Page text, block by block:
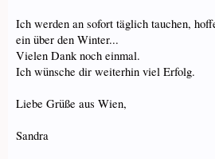
Ich werden an sofort täglich tauchen,
ein über den Winter...
Vielen Dank noch einmal.
Ich wünsche dir weiterhin viel Erfolg.
Liebe Grüße aus Wien,
Sandra